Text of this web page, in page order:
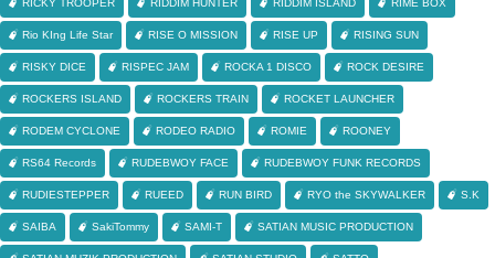
RICKY TROOPER RIDDIM HUNTER RIDDIM ISLAND RIME BOX
Rio KIng Life Star RISE O MISSION RISE UP RISING SUN
RISKY DICE RISPEC JAM ROCKA 1 DISCO ROCK DESIRE
ROCKERS ISLAND ROCKERS TRAIN ROCKET LAUNCHER
RODEM CYCLONE RODEO RADIO ROMIE ROONEY
RS64 Records RUDEBWOY FACE RUDEBWOY FUNK RECORDS
RUDIESTEPPER RUEED RUN BIRD RYO the SKYWALKER S.K
SAIBA SakiTommy SAMI-T SATIAN MUSIC PRODUCTION